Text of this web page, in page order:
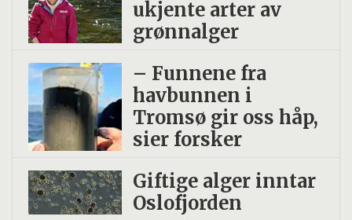
ukjente arter av
grønnalger
– Funnene fra
havbunnen i
Tromsø gir oss håp,
sier forsker
Giftige alger inntar
Oslofjorden